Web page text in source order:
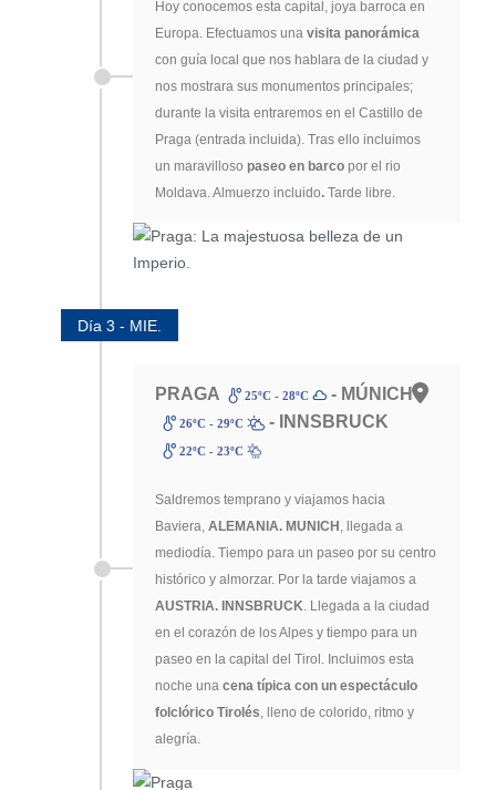
Hoy conocemos esta capital, joya barroca en
Europa. Efectuamos una visita panorámica
con guía local que nos hablara de la ciudad y
nos mostrara sus monumentos principales;
durante la visita entraremos en el Castillo de
Praga (entrada incluida). Tras ello incluimos
un maravilloso paseo en barco por el rio
Moldava. Almuerzo incluido. Tarde libre.
Día 3 - MIE.
PRAGA 25ºC - 28ºC - MÚNICH
26ºC - 29ºC - INNSBRUCK
22ºC - 23ºC
Saldremos temprano y viajamos hacia
Baviera, ALEMANIA. MUNICH , llegada a
mediodía. Tiempo para un paseo por su centro
histórico y almorzar. Por la tarde viajamos a
AUSTRIA. INNSBRUCK. Llegada a la ciudad
en el corazón de los Alpes y tiempo para un
paseo en la capital del Tirol. Incluimos esta
noche una cena típica con un espectáculo
folclórico Tirolés, lleno de colorido, ritmo y
alegría.